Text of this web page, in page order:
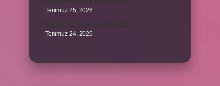
Temmuz 25, 2026
Temmuz 24, 2026